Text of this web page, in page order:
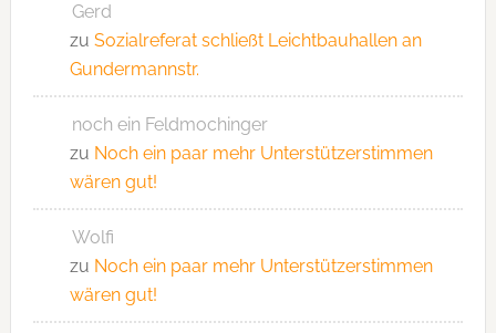
Gerd
zu Sozialreferat schließt Leichtbauhallen an
Gundermannstr.
noch ein Feldmochinger
zu Noch ein paar mehr Unterstützerstimmen
wären gut!
Wolfi
zu Noch ein paar mehr Unterstützerstimmen
wären gut!